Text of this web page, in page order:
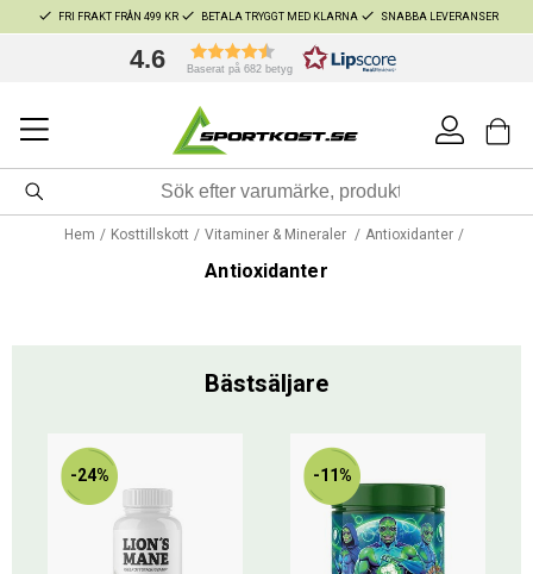
FRI FRAKT FRÅN 499 KR BETALA TRYGGT MED KLARNA SNABBA LEVERANSER
4.6 Baserat på 682 betyg
Hem Kosttillskott Vitaminer & Mineraler Antioxidanter
Antioxidanter
Bästsäljare
-24% -11%